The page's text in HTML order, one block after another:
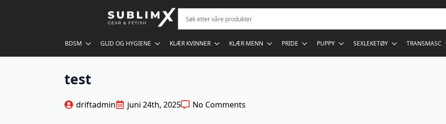
BDSM GLID OG HYGIENE KLÆR KVINNER KLÆR MENN PRIDE PUPPY SEXLEKETØY TRANSMASC
test
driftadmin juni 24th, 2025 No Comments